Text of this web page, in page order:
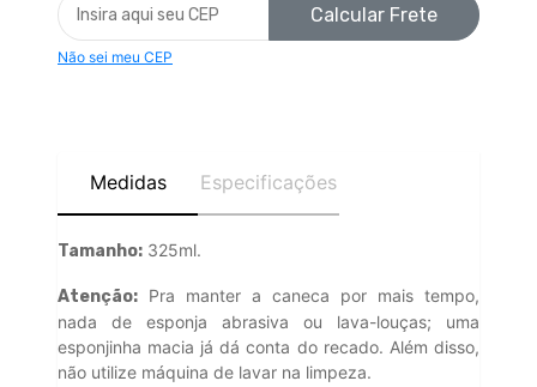
Calcular Frete
Não sei meu CEP
Medidas Especificações
Tamanho: 325ml.
Atenção: Pra manter a caneca por mais tempo,
nada de esponja abrasiva ou lava-louças; uma
esponjinha macia já dá conta do recado. Além disso,
não utilize máquina de lavar na limpeza.